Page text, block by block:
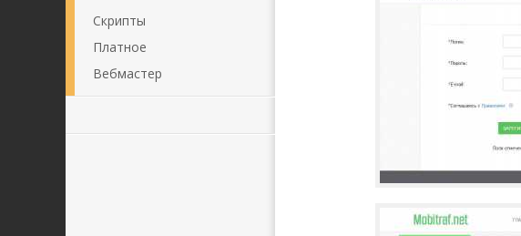
Скрипты
Платное
Вебмастер